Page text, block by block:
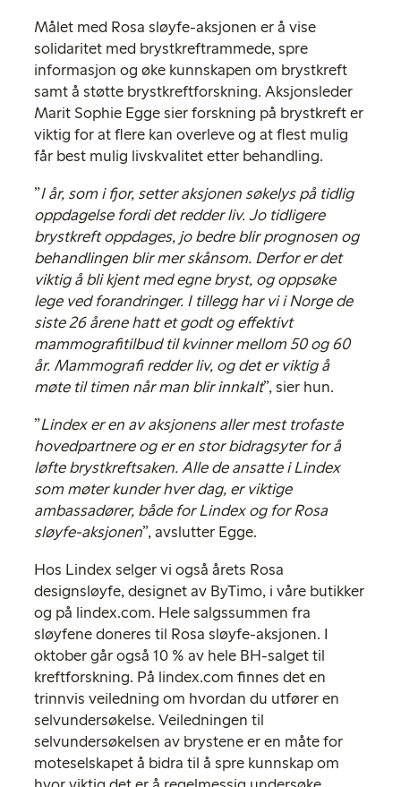
Målet med Rosa sløyfe-aksjonen er å vise
solidaritet med brystkreftrammede, spre
informasjon og øke kunnskapen om brystkreft
samt å støtte brystkreftforskning. Aksjonsleder
Marit Sophie Egge sier forskning på brystkreft er
viktig for at flere kan overleve og at flest mulig
får best mulig livskvalitet etter behandling.
”I år, som i fjor, setter aksjonen søkelys på tidlig
oppdagelse fordi det redder liv. Jo tidligere
brystkreft oppdages, jo bedre blir prognosen og
behandlingen blir mer skånsom. Derfor er det
viktig å bli kjent med egne bryst, og oppsøke
lege ved forandringer. I tillegg har vi i Norge de
siste 26 årene hatt et godt og effektivt
mammografitilbud til kvinner mellom 50 og 60
år. Mammografi redder liv, og det er viktig å
møte til timen når man blir innkalt”, sier hun.
”Lindex er en av aksjonens aller mest trofaste
hovedpartnere og er en stor bidragsyter for å
løfte brystkreftsaken. Alle de ansatte i Lindex
som møter kunder hver dag, er viktige
ambassadører, både for Lindex og for Rosa
sløyfe-aksjonen”, avslutter Egge.
Hos Lindex selger vi også årets Rosa
designsløyfe, designet av ByTimo, i våre butikker
og på lindex.com. Hele salgssummen fra
sløyfene doneres til Rosa sløyfe-aksjonen. I
oktober går også 10 % av hele BH-salget til
kreftforskning. På lindex.com finnes det en
trinnvis veiledning om hvordan du utfører en
selvundersøkelse. Veiledningen til
selvundersøkelsen av brystene er en måte for
moteselskapet å bidra til å spre kunnskap om